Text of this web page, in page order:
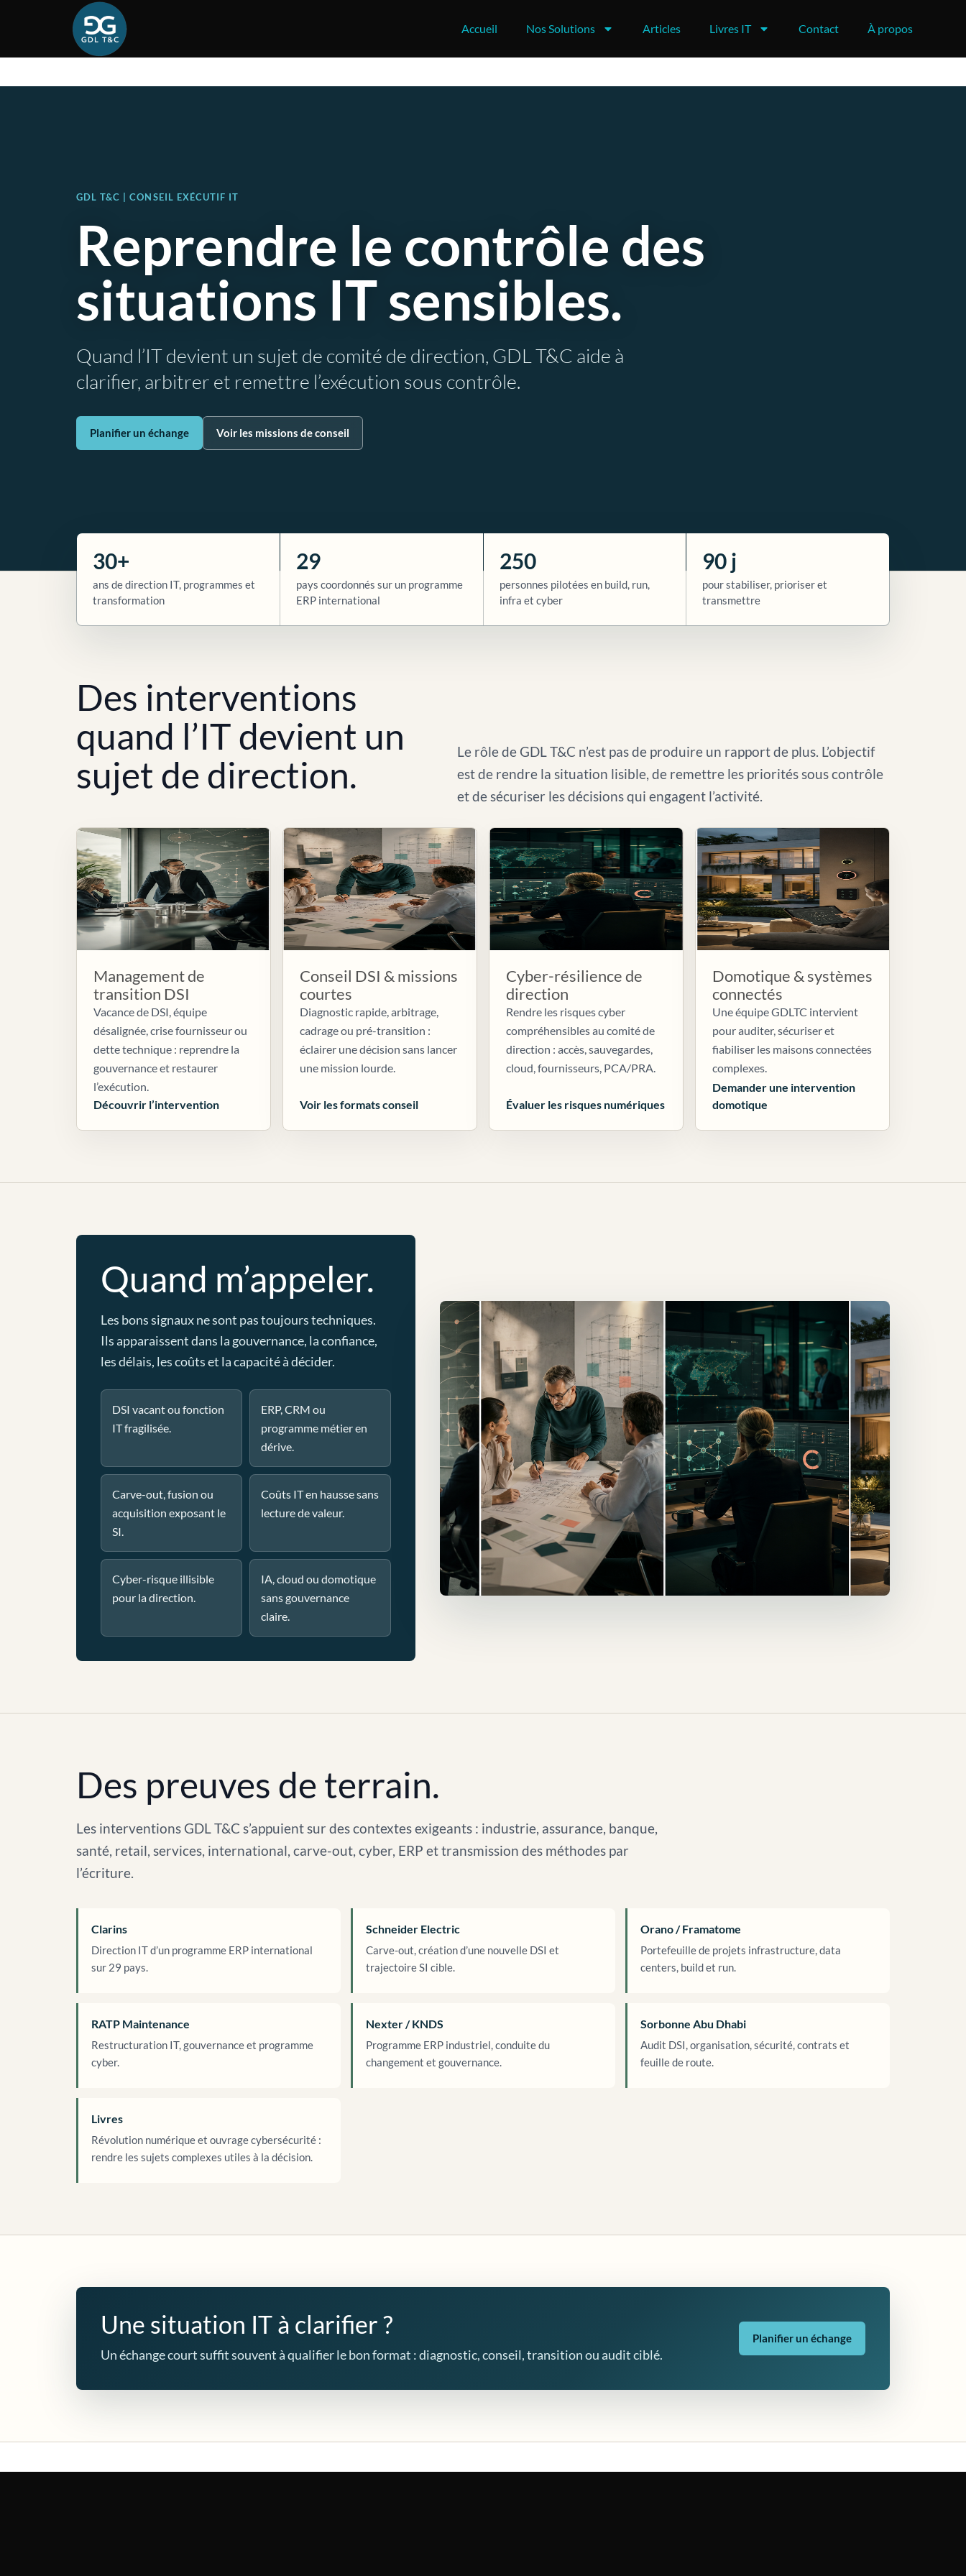
Accueil Nos Solutions Articles Livres IT Contact À propos
GDL T&C | CONSEIL EXÉCUTIF IT
Reprendre le contrôle des
situations IT sensibles.
Quand l’IT devient un sujet de comité de direction, GDL T&C aide à
clarifier, arbitrer et remettre l’exécution sous contrôle.
Planifier un échange Voir les missions de conseil
30+
ans de direction IT, programmes et
transformation
29
pays coordonnés sur un programme
ERP international
250
personnes pilotées en build, run,
infra et cyber
90 j
pour stabiliser, prioriser et
transmettre
Des interventions
quand l’IT devient un
sujet de direction.
Le rôle de GDL T&C n’est pas de produire un rapport de plus. L’objectif
est de rendre la situation lisible, de remettre les priorités sous contrôle
et de sécuriser les décisions qui engagent l’activité.
Management de
transition DSI
Vacance de DSI, équipe
désalignée, crise fournisseur ou
dette technique : reprendre la
gouvernance et restaurer
l’exécution.
Découvrir l’intervention
Conseil DSI & missions
courtes
Diagnostic rapide, arbitrage,
cadrage ou pré-transition :
éclairer une décision sans lancer
une mission lourde.
Voir les formats conseil
Cyber-résilience de
direction
Rendre les risques cyber
compréhensibles au comité de
direction : accès, sauvegardes,
cloud, fournisseurs, PCA/PRA.
Évaluer les risques numériques
Domotique & systèmes
connectés
Une équipe GDLTC intervient
pour auditer, sécuriser et
fiabiliser les maisons connectées
complexes.
Demander une intervention
domotique
Quand m’appeler.
Les bons signaux ne sont pas toujours techniques.
Ils apparaissent dans la gouvernance, la confiance,
les délais, les coûts et la capacité à décider.
DSI vacant ou fonction
IT fragilisée.
ERP, CRM ou
programme métier en
dérive.
Carve-out, fusion ou
acquisition exposant le
SI.
Coûts IT en hausse sans
lecture de valeur.
Cyber-risque illisible
pour la direction.
IA, cloud ou domotique
sans gouvernance
claire.
Des preuves de terrain.
Les interventions GDL T&C s’appuient sur des contextes exigeants : industrie, assurance, banque,
santé, retail, services, international, carve-out, cyber, ERP et transmission des méthodes par
l’écriture.
Clarins
Direction IT d’un programme ERP international
sur 29 pays.
Schneider Electric
Carve-out, création d’une nouvelle DSI et
trajectoire SI cible.
Orano / Framatome
Portefeuille de projets infrastructure, data
centers, build et run.
RATP Maintenance
Restructuration IT, gouvernance et programme
cyber.
Nexter / KNDS
Programme ERP industriel, conduite du
changement et gouvernance.
Sorbonne Abu Dhabi
Audit DSI, organisation, sécurité, contrats et
feuille de route.
Livres
Révolution numérique et ouvrage cybersécurité :
rendre les sujets complexes utiles à la décision.
Une situation IT à clarifier ?
Un échange court suffit souvent à qualifier le bon format : diagnostic, conseil, transition ou audit ciblé.
Planifier un échange